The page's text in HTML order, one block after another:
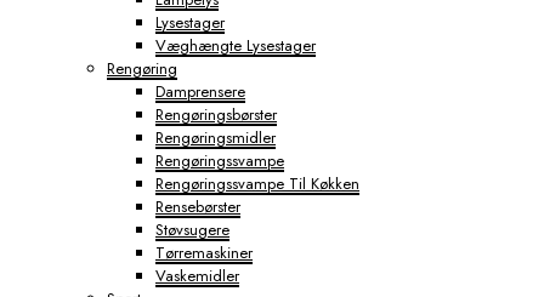
Lysestager
Væghængte Lysestager
Rengøring
Damprensere
Rengøringsbørster
Rengøringsmidler
Rengøringssvampe
Rengøringssvampe Til Køkken
Rensebørster
Støvsugere
Tørremaskiner
Vaskemidler